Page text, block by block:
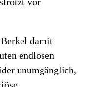
vor
damit
endlosen
unumgänglich,